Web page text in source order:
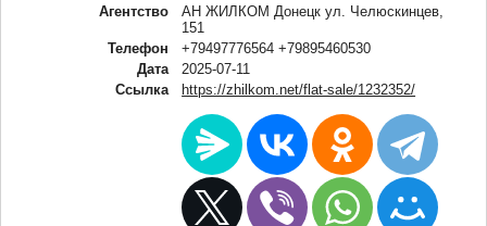
Агентство
АН ЖИЛКОМ Донецк ул. Челюскинцев,
151
Телефон
+79497776564 +79895460530
Дата
2025-07-11
Ссылка
https://zhilkom.net/flat-sale/1232352/